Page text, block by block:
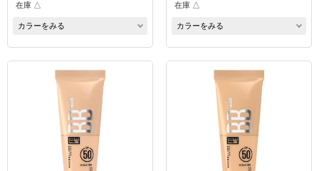
在庫 △
カラーをみる
在庫 △
カラーをみる